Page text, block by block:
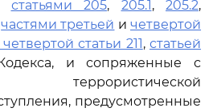
статьями 205, 205.1, 205.2,
частями третьей ичетвертой
статьи 211,статьей
и сопряженные с
террористической
предусмотренные